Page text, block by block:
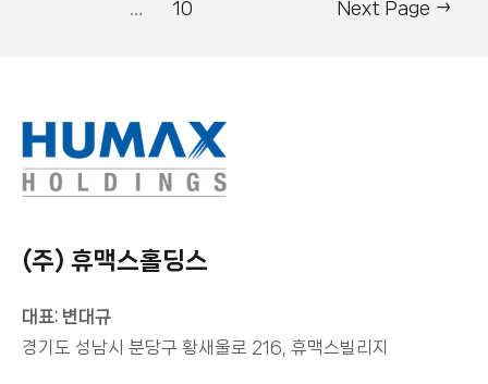
10 Next Page →
(주) 휴맥스홀딩스
대표: 변대규
경기도 성남시 분당구 황새울로 216, 휴맥스빌리지